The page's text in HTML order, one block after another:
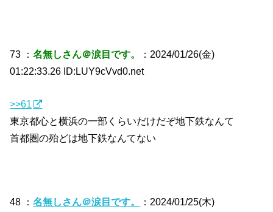
73 ：名無しさん＠涙目です。
：2024/01/26(金)
01:22:33.26 ID:LUY9cVvd0.net
>>61
東京都心と横浜の一部くらいだけだぞ地下鉄なんて
首都圏の殆どは地下鉄なんてない
48 ：名無しさん＠涙目です。
：2024/01/25(木)